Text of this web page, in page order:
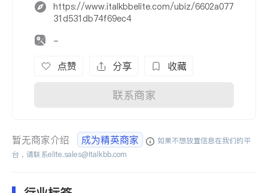
https://www.italkbbelite.com/ubiz/6602a077
31d531db74f69ec4
-
点赞 分享 收藏
联系商家
暂无商家介绍 成为精英商家
如果不想放置信息在我们的平
台，请联系elite.sales@italkbb.com